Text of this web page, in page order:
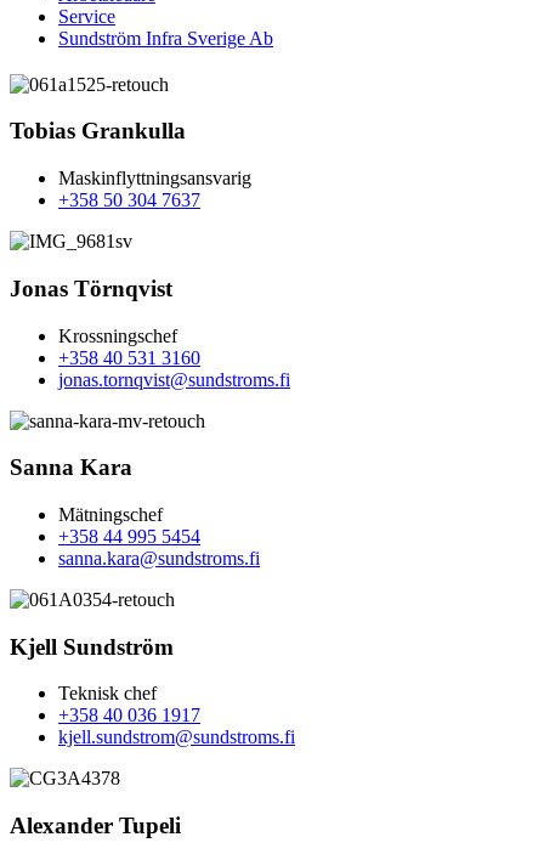
Service
Sundström Infra Sverige Ab
Tobias Grankulla
Maskinflyttningsansvarig
+358 50 304 7637
Jonas Törnqvist
Krossningschef
+358 40 531 3160
jonas.tornqvist@sundstroms.fi
Sanna Kara
Mätningschef
+358 44 995 5454
sanna.kara@sundstroms.fi
Kjell Sundström
Teknisk chef
+358 40 036 1917
kjell.sundstrom@sundstroms.fi
Alexander Tupeli